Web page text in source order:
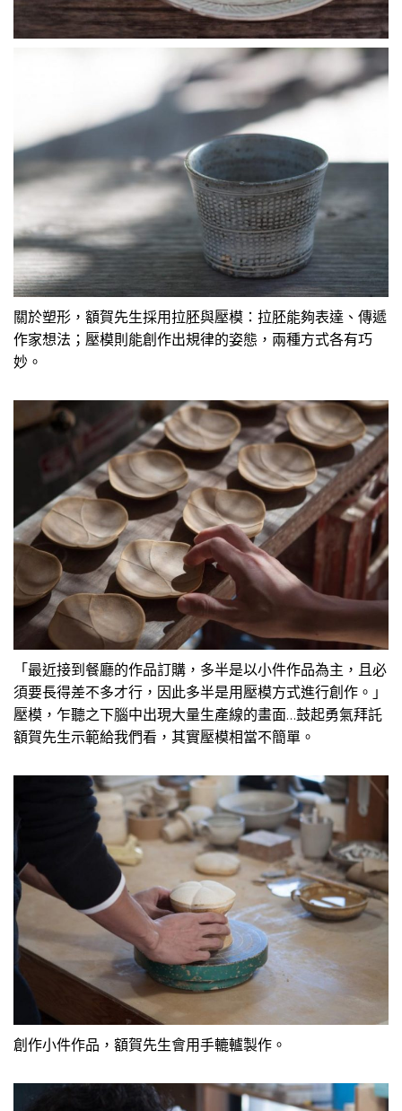
關於塑形，額賀先生採用拉胚與壓模：拉胚能夠表達、傳遞
作家想法；壓模則能創作出規律的姿態，兩種方式各有巧
妙。
「最近接到餐廳的作品訂購，多半是以小件作品為主，且必
須要長得差不多才行，因此多半是用壓模方式進行創作。」
壓模，乍聽之下腦中出現大量生產線的畫面…鼓起勇氣拜託
額賀先生示範給我們看，其實壓模相當不簡單。
創作小件作品，額賀先生會用手轆轤製作。